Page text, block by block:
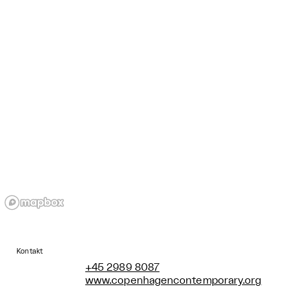
Kontakt
+45 2989 8087
www.copenhagencontemporary.org